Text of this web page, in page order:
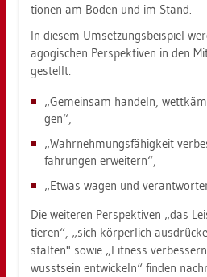
tio­nen am Boden und im Stand.
In die­sem Um­set­zungs­bei­spiel
ago­gi­schen Per­spek­ti­ven in den
ge­stellt:
„Ge­mein­sam han­deln,
gen“,
„Wahr­neh­mungs­fä­hig­keit
fah­run­gen er­wei­tern“,
„Etwas wagen und
Die wei­te­ren Per­spek­ti­ven „das
tie­ren“, „sich kör­per­lich
stal­ten" sowie „Fit­ness
wusst­sein ent­wi­ckeln“ fin­den